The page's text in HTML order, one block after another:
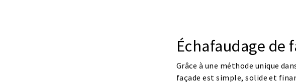
Échafaudage de
Grâce à une méthode unique
façade est simple, solide et